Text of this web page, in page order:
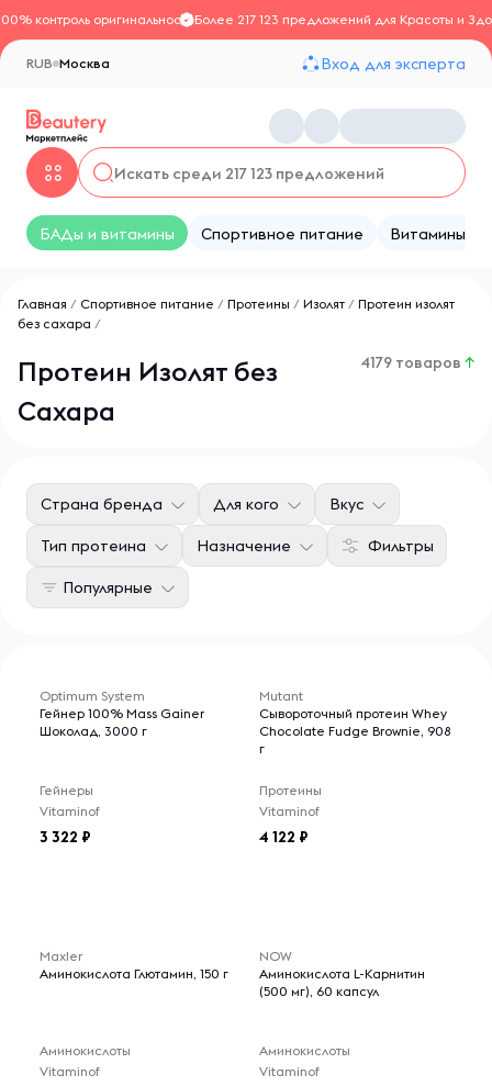
контроль оригинальностиБолее 217 123 предложений для Красоты и
Москва
RUB Вход для эксперта
БАДы и витамины Спортивное питание Витамины
Главная / Спортивное питание / Протеины / Изолят / Протеин изолят
без сахара /
Протеин Изолят без
Сахара
4179 товаров ↑
Фильтры
Страна бренда Для кого Вкус
Тип протеина Назначение
Популярные
Optimum System
Гейнер 100% Mass Gainer
Шоколад, 3000 г
Гейнеры
Vitaminof
3 322
Mutant
Сывороточный протеин Whey
Chocolate Fudge Brownie, 908
г
Протеины
Vitaminof
4 122
Maxler
Аминокислота Глютамин, 150 г
Аминокислоты
Vitaminof
NOW
Аминокислота L-Карнитин
(500 мг), 60 капсул
Аминокислоты
Vitaminof